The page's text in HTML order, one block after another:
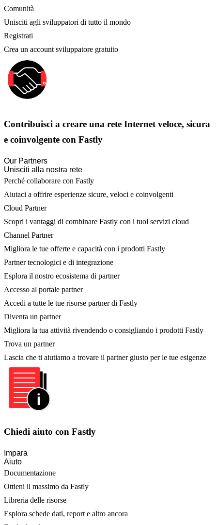
Comunità
Unisciti agli sviluppatori di tutto il mondo
Registrati
Crea un account sviluppatore gratuito
Contribuisci a creare una rete Internet veloce, sicura
e coinvolgente con Fastly
Our Partners
Unisciti alla nostra rete
Perché collaborare con Fastly
Aiutaci a offrire esperienze sicure, veloci e coinvolgenti
Cloud Partner
Scopri i vantaggi di combinare Fastly con i tuoi servizi cloud
Channel Partner
Migliora le tue offerte e capacità con i prodotti Fastly
Partner tecnologici e di integrazione
Esplora il nostro ecosistema di partner
Accesso al portale partner
Accedi a tutte le tue risorse partner di Fastly
Diventa un partner
Migliora la tua attività rivendendo o consigliando i prodotti Fastly
Trova un partner
Lascia che ti aiutiamo a trovare il partner giusto per le tue esigenze
Chiedi aiuto con Fastly
Impara
Aiuto
Documentazione
Ottieni il massimo da Fastly
Libreria delle risorse
Esplora schede dati, report e altro ancora